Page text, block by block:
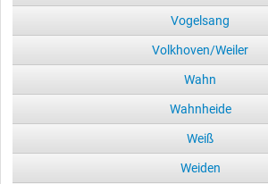
Vogelsang
Volkhoven/Weiler
Wahn
Wahnheide
Weiß
Weiden